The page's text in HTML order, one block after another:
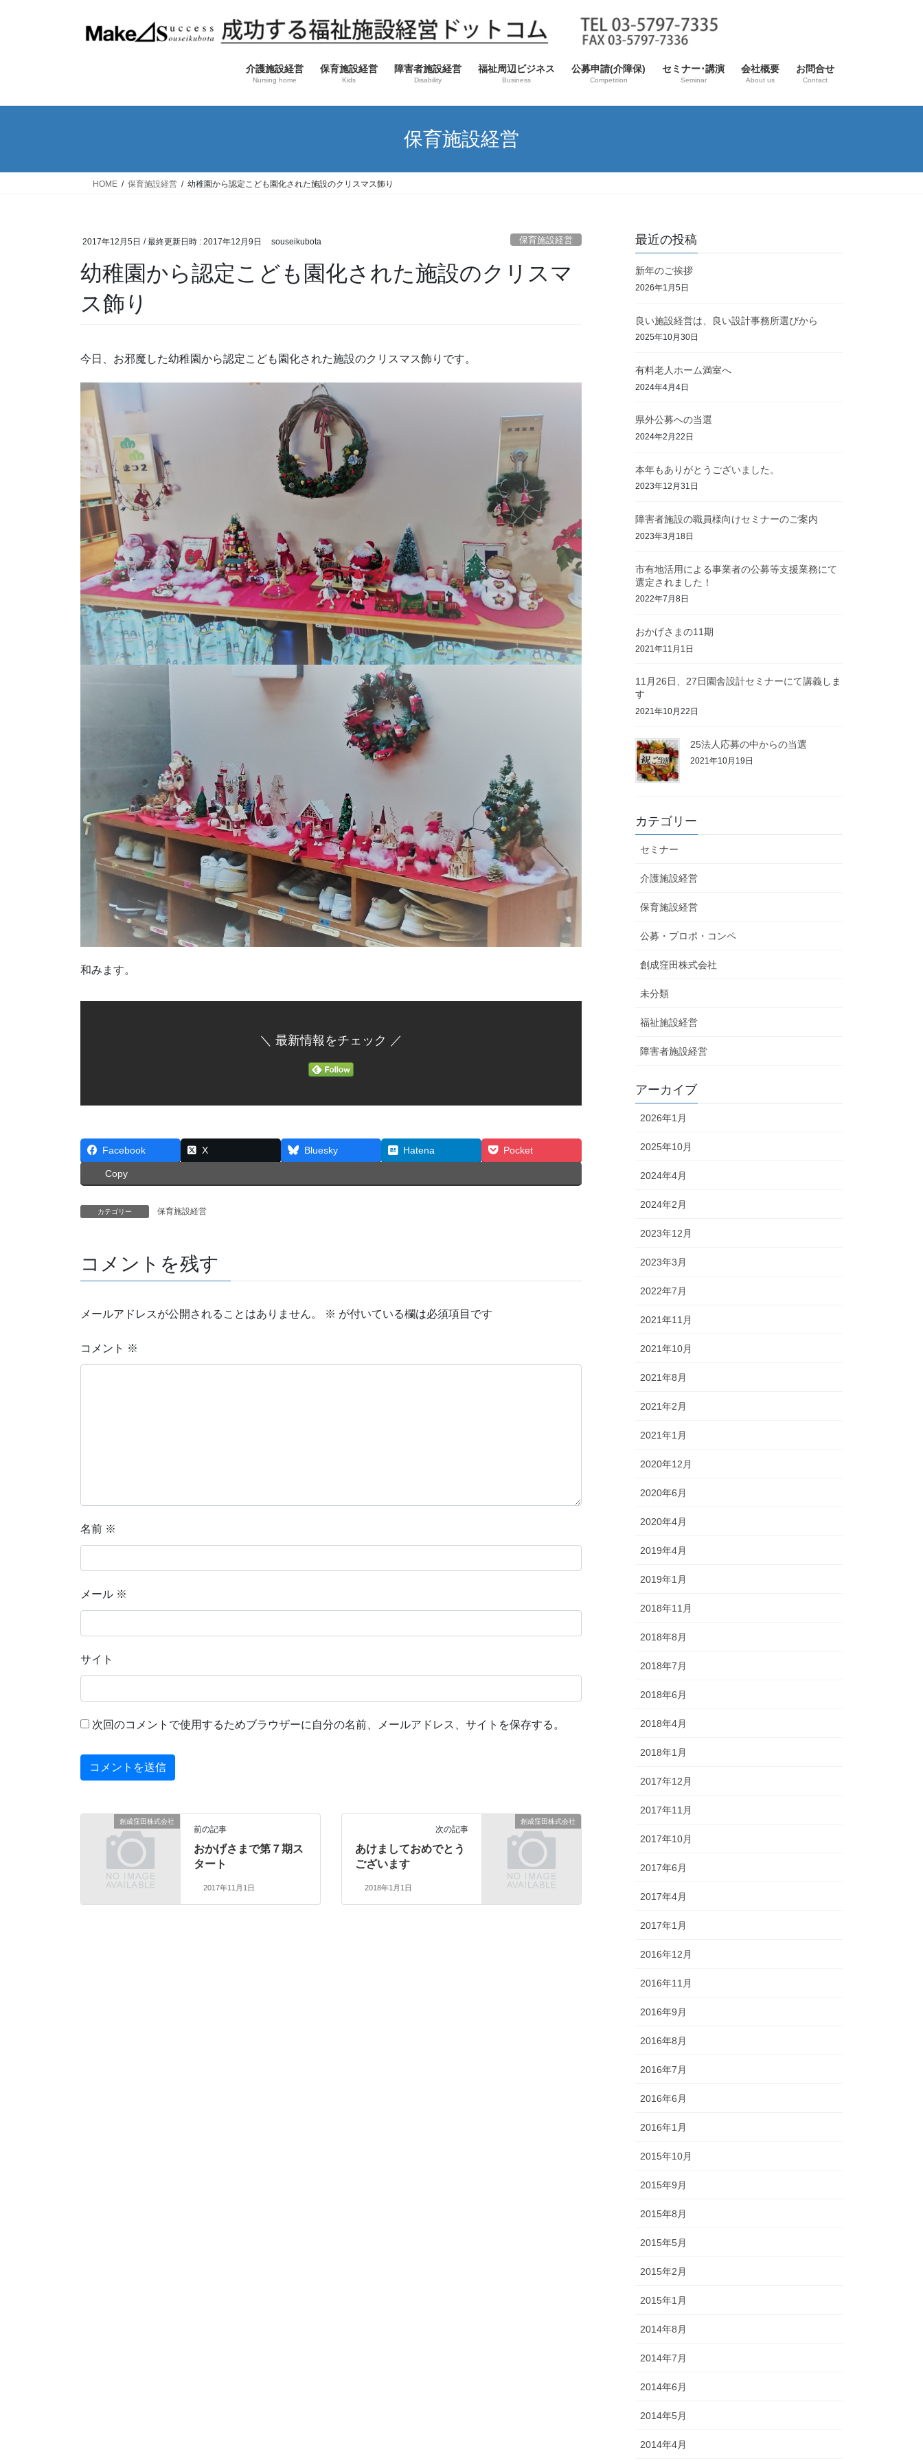
ス
ン
介護施設経営
Nursing home
保育施設経営
Kids
障害者施設経営
Disability
福祉周辺ビジネス
Business
公募申請(介障保)
Competition
セミナー･講演
Seminar
会社概要
About us
お問合せ
Contact
保育施設経営
HOME 保育施設経営 幼稚園から認定こども園化された施設のクリスマス飾り
2017年12月5日 / 最終更新日時 : 2017年12月9日 souseikubota 保育施設経営
幼稚園から認定こども園化された施設のクリスマ
ス飾り
今日、お邪魔した幼稚園から認定こども園化された施設のクリスマス飾りです。
和みます。
＼ 最新情報をチェック ／
Facebook X Bluesky Hatena Pocket
Copy
カテゴリー 保育施設経営
コメントを残す
メールアドレスが公開されることはありません。 ※ が付いている欄は必須項目です
コメント ※
名前 ※
メール ※
サイト
次回のコメントで使用するためブラウザーに自分の名前、メールアドレス、サイトを保存する。
創成窪田株式会社
前の記事
おかげさまで第７期ス
タート
2017年11月1日
創成窪田株式会社
次の記事
あけましておめでとう
ございます
2018年1月1日
最近の投稿
新年のご挨拶
2026年1月5日
良い施設経営は、良い設計事務所選びから
2025年10月30日
有料老人ホーム満室へ
2024年4月4日
県外公募への当選
2024年2月22日
本年もありがとうございました。
2023年12月31日
障害者施設の職員様向けセミナーのご案内
2023年3月18日
市有地活用による事業者の公募等支援業務にて
選定されました！
2022年7月8日
おかげさまの11期
2021年11月1日
11月26日、27日園舎設計セミナーにて講義しま
す
2021年10月22日
25法人応募の中からの当選
2021年10月19日
カテゴリー
セミナー
介護施設経営
保育施設経営
公募・プロポ・コンペ
創成窪田株式会社
未分類
福祉施設経営
障害者施設経営
アーカイブ
2026年1月
2025年10月
2024年4月
2024年2月
2023年12月
2023年3月
2022年7月
2021年11月
2021年10月
2021年8月
2021年2月
2021年1月
2020年12月
2020年6月
2020年4月
2019年4月
2019年1月
2018年11月
2018年8月
2018年7月
2018年6月
2018年4月
2018年1月
2017年12月
2017年11月
2017年10月
2017年6月
2017年4月
2017年1月
2016年12月
2016年11月
2016年9月
2016年8月
2016年7月
2016年6月
2016年1月
2015年10月
2015年9月
2015年8月
2015年5月
2015年2月
2015年1月
2014年8月
2014年7月
2014年6月
2014年5月
2014年4月